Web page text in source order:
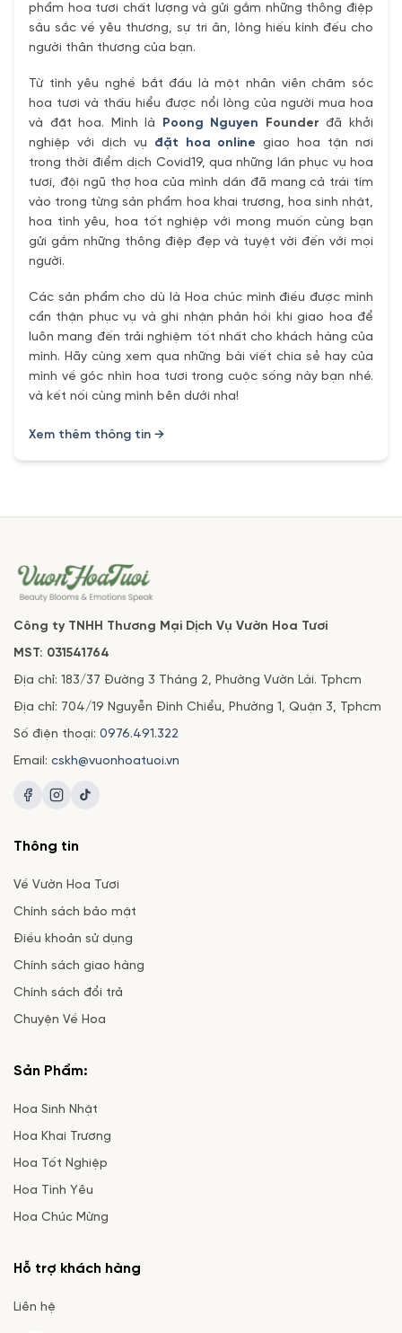
phẩm hoa tươi chất lượng và gửi gắm những thông điệp
sâu sắc về yêu thương, sự tri ân, lòng hiếu kính đếu cho
người thân thương của bạn.
Từ tình yêu nghề bắt đầu là một nhân viên chăm sóc
hoa tươi và thấu hiểu được nổi lòng của người mua hoa
và đặt hoa. Mình là
Poong Nguyen Founder đã khởi
nghiệp với dịch vụ đặt hoa online giao hoa tận nơi
trong thời điểm dịch Covid19, qua những lần phục vụ hoa
tươi, đội ngũ thợ hoa của mình dần đã mang cả trái tím
vào trong từng sản phẩm hoa khai trương, hoa sinh nhật,
hoa tình yêu, hoa tốt nghiệp với mong muốn cùng bạn
gửi gắm những thông điệp đẹp và tuyệt vời đến với mọi
người.
Các sản phẩm cho dù là Hoa chúc mình điều được mình
cẩn thận phục vụ và ghi nhận phản hồi khi giao hoa để
luôn mang đến trải nghiệm tốt nhất cho khách hàng của
mình. Hãy cùng xem qua những bài viết chia sẻ hay của
mình về góc nhìn hoa tươi trong cuộc sống này bạn nhé.
và kết nối cùng mình bên dưới nha!
Xem thêm thông tin →
Công ty TNHH Thương Mại Dịch Vụ Vườn Hoa Tươi
MST: 031541764
Địa chỉ: 183/37 Đường 3 Tháng 2, Phường Vườn Lài. Tphcm
Địa chỉ: 704/19 Nguyễn Đình Chiểu, Phường 1, Quận 3, Tphcm
Số điện thoại: 0976.491.322
Email: cskh@vuonhoatuoi.vn
Thông tin
Về Vườn Hoa Tươi
Chính sách bảo mật
Điều khoản sử dụng
Chính sách giao hàng
Chính sách đổi trả
Chuyện Về Hoa
Sản Phẩm:
Hoa Sinh Nhật
Hoa Khai Trương
Hoa Tốt Nghiệp
Hoa Tình Yêu
Hoa Chúc Mừng
Hỗ trợ khách hàng
Liên hệ